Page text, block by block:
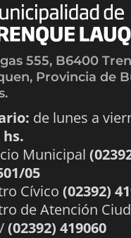
555, B6400
Provincia de
de lunes a
hs.
Municipal
05
Cívico (02392)
de Atención
(02392) 419060